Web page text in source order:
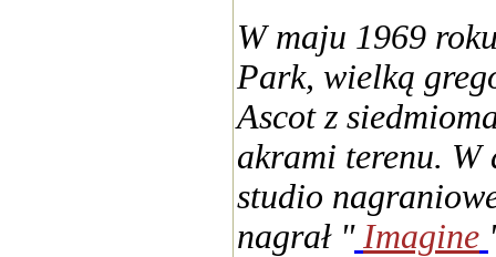
W maju 1969
Park, wielką
Ascot z
akrami terenu. W
studio
nagrał " Imagine